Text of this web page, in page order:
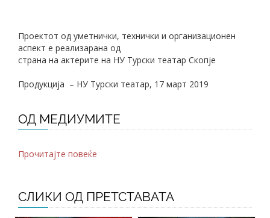
Проектот од уметнички, технички и организационен
аспект е реализарана од
страна на актерите на НУ Турски театар Скопје
Продукција – НУ Турски театар, 17 март 2019
ОД МЕДИУМИТЕ
Прочитајте повеќе
СЛИКИ ОД ПРЕТСТАВАТА